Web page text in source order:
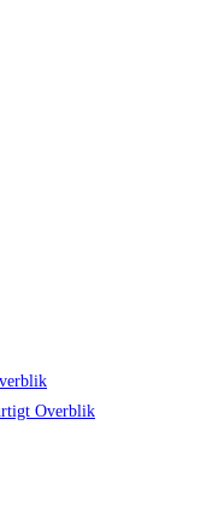
Overblik